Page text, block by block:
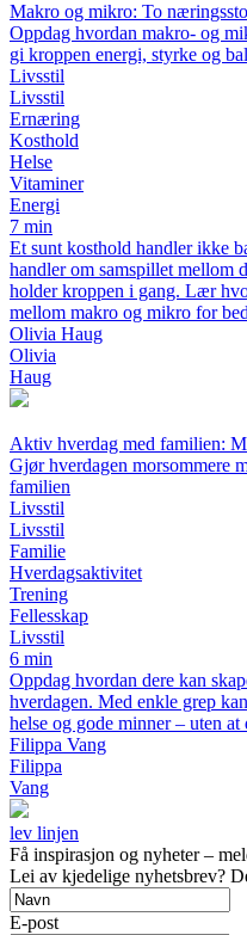
Makro og mikro: To
Oppdag hvordan makro- og
gi kroppen energi, styrke og
Livsstil
Livsstil
Ernæring
Kosthold
Helse
Vitaminer
Energi
7 min
Et sunt kosthold handler ikke
handler om samspillet mellom
holder kroppen i gang. Lær
mellom makro og mikro for
Olivia Haug
Olivia
Haug
Aktiv hverdag med familien:
Gjør hverdagen morsommere
familien
Livsstil
Livsstil
Familie
Hverdagsaktivitet
Trening
Fellesskap
Livsstil
6 min
Oppdag hvordan dere kan
hverdagen. Med enkle grep
helse og gode minner – uten
Filippa Vang
Filippa
Vang
lev linjen
Få inspirasjon og nyheter –
Lei av kjedelige nyhetsbrev?
E-post